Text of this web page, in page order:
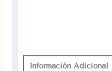
Información Adicional